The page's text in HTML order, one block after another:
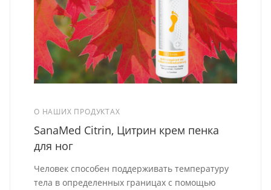
О НАШИХ ПРОДУКТАХ
SanaMed Citrin, Цитрин крем пенка
для ног
Человек способен поддерживать температуру
тела в определенных границах с помощью